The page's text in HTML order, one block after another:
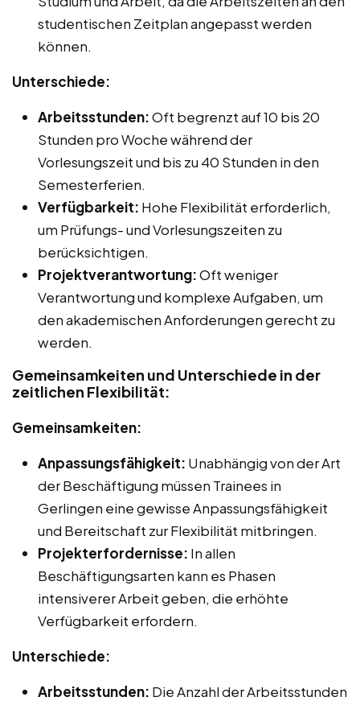
studentischen Zeitplan angepasst werden
können.
Unterschiede:
Arbeitsstunden:Oft begrenzt auf 10 bis 20
Stunden pro Woche während der
Vorlesungszeit und bis zu 40 Stunden in den
Semesterferien.
Verfügbarkeit: Hohe Flexibilität erforderlich,
um Prüfungs- und Vorlesungszeiten zu
berücksichtigen.
Projektverantwortung:Oft weniger
Verantwortung und komplexe Aufgaben, um
den akademischen Anforderungen gerecht zu
werden.
Gemeinsamkeiten und Unterschiede in der
zeitlichen Flexibilität:
Gemeinsamkeiten:
Anpassungsfähigkeit: Unabhängig von der Art
der Beschäftigung müssen Trainees in
Gerlingen eine gewisse Anpassungsfähigkeit
und Bereitschaft zur Flexibilität mitbringen.
Projekterfordernisse: In allen
Beschäftigungsarten kann es Phasen
intensiverer Arbeit geben, die erhöhte
Verfügbarkeit erfordern.
Unterschiede:
Arbeitsstunden: Die Anzahl der Arbeitsstunden